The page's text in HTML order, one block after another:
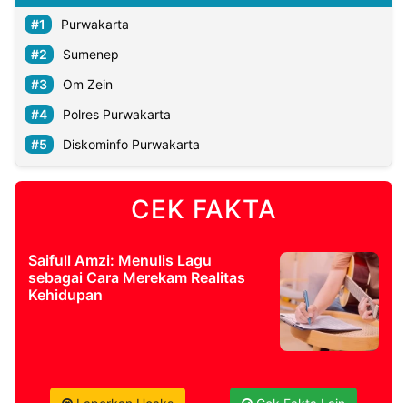
2026
Purwakarta
Sumenep
Om Zein
Polres Purwakarta
Diskominfo Purwakarta
CEK FAKTA
Saifull Amzi: Menulis Lagu
sebagai Cara Merekam Realitas
Kehidupan